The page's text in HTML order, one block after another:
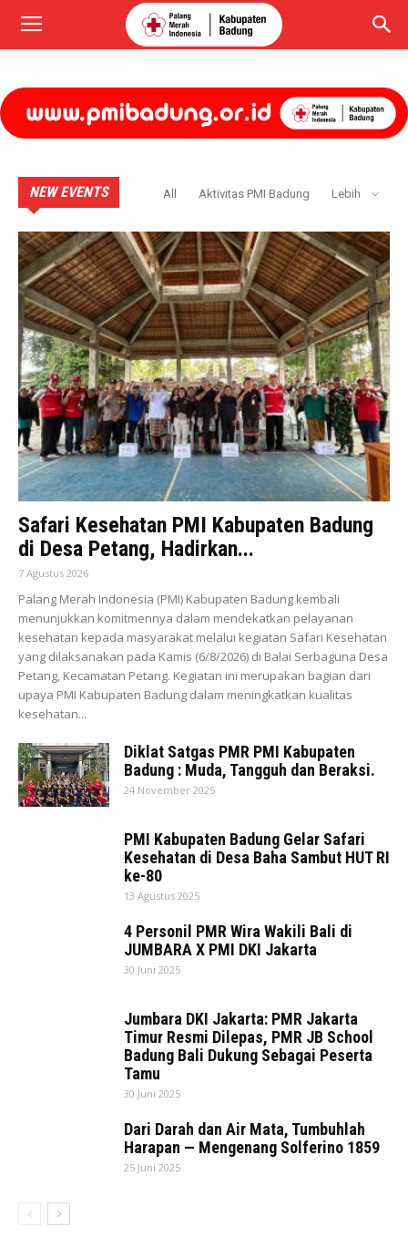
NEW EVENTS All Aktivitas PMI Badung Lebih
Safari Kesehatan PMI Kabupaten Badung
di Desa Petang, Hadirkan...
7 Agustus 2026
Palang Merah Indonesia (PMI) Kabupaten Badung kembali
menunjukkan komitmennya dalam mendekatkan pelayanan
kesehatan kepada masyarakat melalui kegiatan Safari Kesehatan
yang dilaksanakan pada Kamis (6/8/2026) di Balai Serbaguna Desa
Petang, Kecamatan Petang. Kegiatan ini merupakan bagian dari
upaya PMI Kabupaten Badung dalam meningkatkan kualitas
kesehatan...
Diklat Satgas PMR PMI Kabupaten
Badung : Muda, Tangguh dan Beraksi.
24 November 2025
PMI Kabupaten Badung Gelar Safari
Kesehatan di Desa Baha Sambut HUT RI
ke-80
13 Agustus 2025
4 Personil PMR Wira Wakili Bali di
JUMBARA X PMI DKI Jakarta
30 Juni 2025
Jumbara DKI Jakarta: PMR Jakarta
Timur Resmi Dilepas, PMR JB School
Badung Bali Dukung Sebagai Peserta
Tamu
30 Juni 2025
Dari Darah dan Air Mata, Tumbuhlah
Harapan — Mengenang Solferino 1859
25 Juni 2025